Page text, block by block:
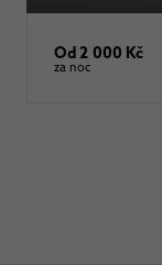
Od 2 000 Kč
za noc